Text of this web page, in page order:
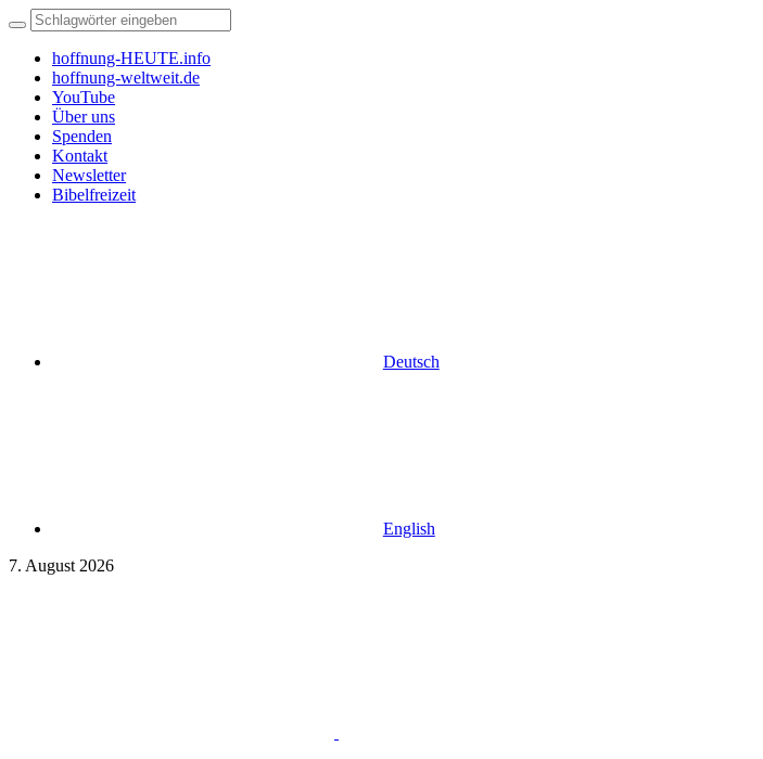
hoffnung-HEUTE.info
hoffnung-weltweit.de
YouTube
Über uns
Spenden
Kontakt
Newsletter
Bibelfreizeit
Deutsch
English
7. August 2026